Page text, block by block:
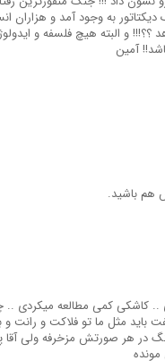
به وجود آمد و هزاران
؟؟!!! و البته هیچ فلسفه و
آمین
هم باشید.
.. کاشکی کمی مطالعه میکردی ..
باید مثل ما تو فلاکت و رانت و
در هر صورتش مزخرفه ولی آقا